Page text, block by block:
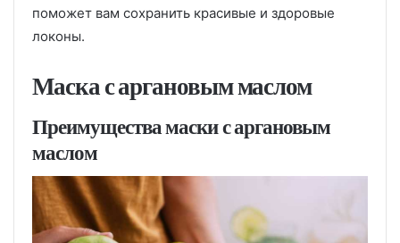
поможет вам сохранить красивые и здоровые
локоны.
Маска с аргановым маслом
Преимущества маски с аргановым
маслом